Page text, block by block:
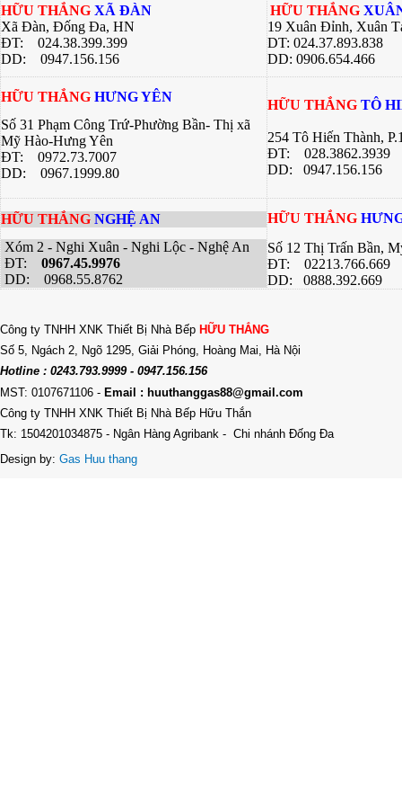
Âu đó là
về 2 dòng
bạn có sự
bếp của gia
HỮU THẮNG XÃ ĐÀN
Xã Đàn, Đống Đa, HN
ĐT: 024.38.399.399
DD: 0947.156.156
HỮU THẮNG
19 Xuân Đỉnh, Xuân
DT: 024.37.893.838
DD: 0906.654.466
HỮU THẮNG HƯNG YÊN
Số 31 Phạm Công Trứ-Phường Bần- Thị xã
Mỹ Hào-Hưng Yên
ĐT: 0972.73.7007
DD: 0967.1999.80
HỮU THẮNG TÔ
254 Tô Hiến Thành,
ĐT:
028.3862.3939
DD: 0947.156.156
HỮU THẮNG NGHỆ AN
Xóm 2 - Nghi Xuân - Nghi Lộc - Nghệ An
ĐT: 0967.45.9976
DD: 0968.55.8762
HỮU THẮNG
Số 12 Thị Trấn Bần,
ĐT: 02213.766.669
DD: 0888.392.669
Công ty TNHH XNK Thiết Bị Nhà Bếp HỮU THẮNG
Số 5, Ngách 2, Ngõ 1295, Giải Phóng, Hoàng Mai, Hà Nội
Hotline : 0243.793.9999 - 0947.156.156
MST: 0107671106 - Email : huuthanggas88@gmail.com
Công ty TNHH XNK Thiết Bị Nhà Bếp Hữu Thắn
Tk: 1504201034875 - Ngân Hàng Agribank - Chi nhánh Đống Đa
Design by: Gas Huu thang